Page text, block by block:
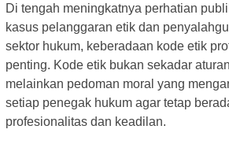
Di tengah meningkatnya perhatian
kasus pelanggaran etik dan
sektor hukum, keberadaan kode etik
penting. Kode etik bukan sekadar
melainkan pedoman moral yang
setiap penegak hukum agar tetap
profesionalitas dan keadilan.